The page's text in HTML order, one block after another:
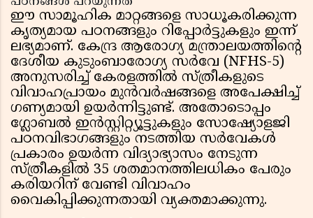
ഈ സാമൂഹിക മാറ്റങ്ങളെ സാധൂകരിക്കുന്ന
കൃത്യമായ പഠനങ്ങളും റിപ്പോർട്ടുകളും ഇന്ന്
ലഭ്യമാണ്. കേന്ദ്ര ആരോഗ്യ മന്ത്രാലയത്തിന്റെ
ദേശീയ കുടുംബാരോഗ്യ സർവേ (NFHS-5)
അനുസരിച്ച് കേരളത്തിൽ സ്ത്രീകളുടെ
വിവാഹപ്രായം മുൻവർഷങ്ങളെ അപേക്ഷിച്ച്
ഗണ്യമായി ഉയർന്നിട്ടുണ്ട്. അതോടൊപ്പം
ഗ്ലോബൽ ഇൻസ്റ്റിറ്റ്യൂട്ടുകളും സോഷ്യോളജി
പഠനവിഭാഗങ്ങളും നടത്തിയ സർവേകൾ
പ്രകാരം ഉയർന്ന വിദ്യാഭ്യാസം നേടുന്ന
സ്ത്രീകളിൽ 35 ശതമാനത്തിലധികം പേരും
കരിയറിന് വേണ്ടി വിവാഹം
വൈകിപ്പിക്കുന്നതായി വ്യക്തമാക്കുന്നു.